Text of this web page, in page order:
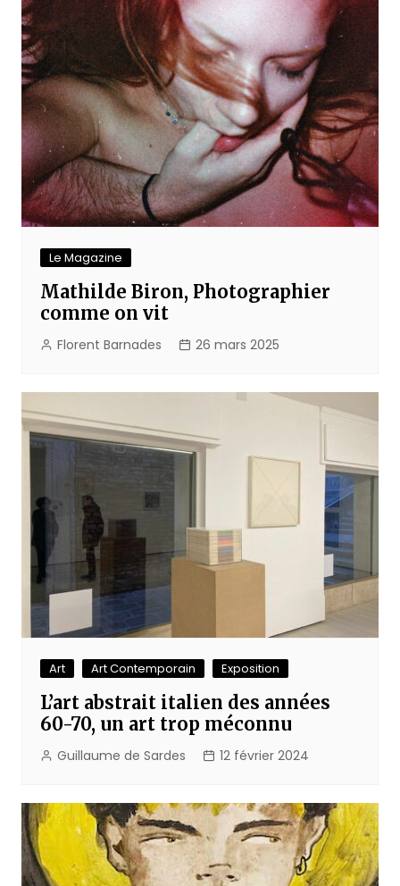
Le Magazine
Mathilde Biron, Photographier
comme on vit
Florent Barnades 26 mars 2025
Art Art Contemporain Exposition
L’art abstrait italien des années
60-70, un art trop méconnu
Guillaume de Sardes 12 février 2024